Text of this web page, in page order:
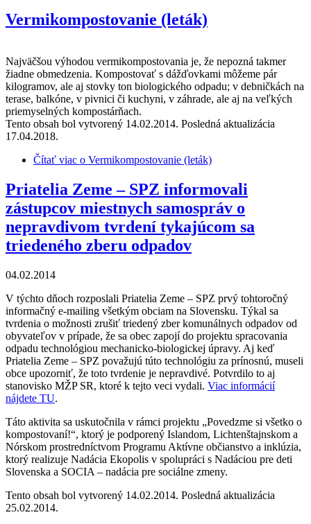
Vermikompostovanie (leták)
Najväčšou výhodou vermikompostovania je, že nepozná takmer
žiadne obmedzenia. Kompostovať s dážďovkami môžeme pár
kilogramov, ale aj stovky ton biologického odpadu; v debničkách na
terase, balkóne, v pivnici či kuchyni, v záhrade, ale aj na veľkých
priemyselných kompostárňach.
Tento obsah bol vytvorený 14.02.2014. Posledná aktualizácia
17.04.2018.
Čítať viac o Vermikompostovanie (leták)
Priatelia Zeme – SPZ informovali
zástupcov miestnych samospráv o
nepravdivom tvrdení tykajúcom sa
triedeného zberu odpadov
04.02.2014
V týchto dňoch rozposlali Priatelia Zeme – SPZ prvý tohtoročný
informačný e-mailing všetkým obciam na Slovensku. Týkal sa
tvrdenia o možnosti zrušiť triedený zber komunálnych odpadov od
obyvateľov v prípade, že sa obec zapojí do projektu spracovania
odpadu technológiou mechanicko-biologickej úpravy. Aj keď
Priatelia Zeme – SPZ považujú túto technológiu za prínosnú, museli
obce upozorniť, že toto tvrdenie je nepravdivé. Potvrdilo to aj
stanovisko MŽP SR, ktoré k tejto veci vydali. Viac informácií
nájdete TU.
Táto aktivita sa uskutočnila v rámci projektu „Povedzme si všetko o
kompostovaní!“, ktorý je podporený Islandom, Lichtenštajnskom a
Nórskom prostredníctvom Programu Aktívne občianstvo a inklúzia,
ktorý realizuje Nadácia Ekopolis v spolupráci s Nadáciou pre deti
Slovenska a SOCIA – nadácia pre sociálne zmeny.
Tento obsah bol vytvorený 14.02.2014. Posledná aktualizácia
25.02.2014.